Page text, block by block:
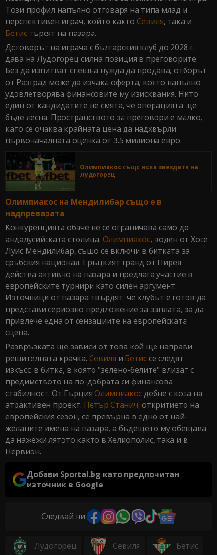
Този профил напълно отговаря на типа млад и
перспективен играч, който както Севиля, така и
Бетис търсят на пазара.
Договорът на играча с българския клуб до 2028 г.
дава на Лудогорец силна позиция в преговорите.
Без да изпитват спешна нужда да продава, отборът
от Разград може да изчака оферта, която напълно
удовлетворява финансовите му изисквания. Нито
един от кандидатите не смята, че операцията ще
бъде лесна. Пространството за преговори е малко,
като се очаква крайната цена да надхвърли
първоначалната оценка от 3.5 милиона евро.
Олимпиакос също иска звездата на
Лудогорец
Олимпиакос на Мендилибар също е в
надпреварата
Конкуренцията обаче не се ограничава само до
андалусийската столица. Олимпиакос, воден от Хосе
Луис Мендилибар, също се включи в битката за
сръбския национал. Гръцкият гранд от Пирея
действа активно на пазара и предлага участие в
европейските турнири като силен аргумент.
Източници от пазара твърдят, че клубът е готов да
представи сериозно предложение за заплата, за да
привлече една от сензациите на европейската
сцена.
Развръзката ще зависи от това кой ще направи
решителната крачка. Севиля и Бетиссе следят
изкъсо в битка, в която "зелено-белите" влизат с
предимството на по-добрата си финансова
стабилност. От Гърция Олимпиакосдебне с коза на
атрактивен проект. Петър Станич, откритието на
европейския сезон, се превърна в едно от най-
желаните имена на пазара, а бъдещето му обещава
да нажежи лятото както в Хелиополис, така и в
Нервион.
Добави Sportal.bg като предпочитан
източник в Google
Следвай ни:
Лудогорец Севиля Бетис